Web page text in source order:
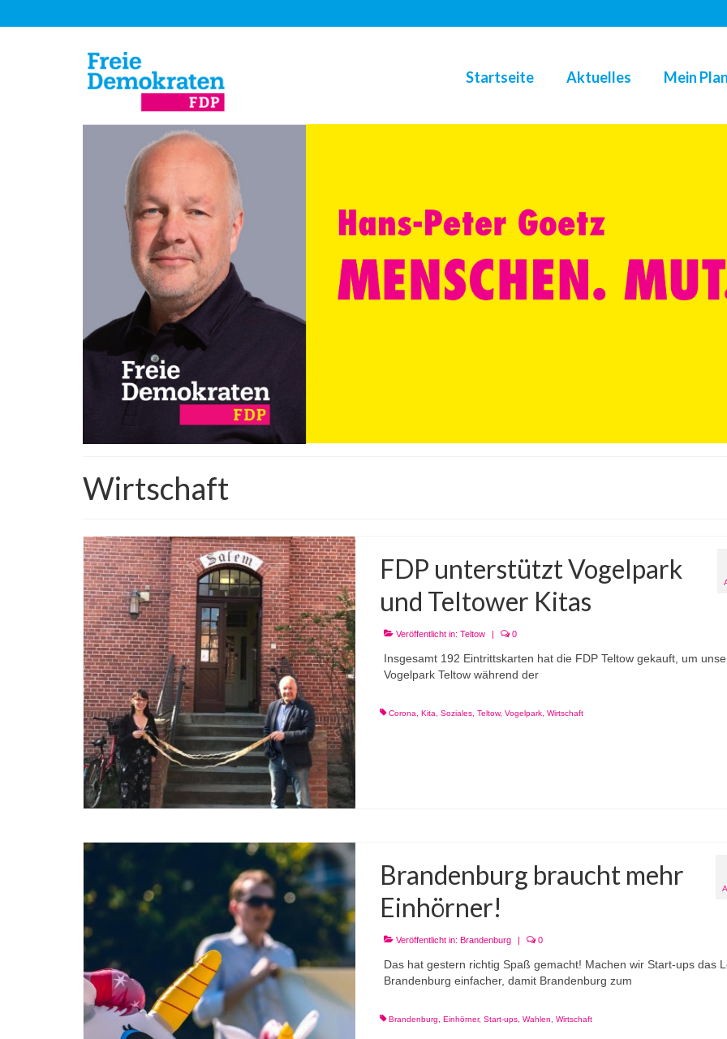
Startseite Aktuelles Mein
Wirtschaft
FDP unterstützt Vogelpark
und Teltower Kitas
Veröffentlicht in: Teltow | 0
Insgesamt 192 Eintrittskarten hat die FDP Teltow gekauft, um
Vogelpark Teltow während der
Corona Kita Soziales, Teltow, Vogelpark, Wirtschaft
Brandenburg braucht mehr
Einhörner!
Veröffentlicht in: Brandenburg | 0
Das hat gestern richtig Spaß gemacht! Machen wir Start-ups das
Brandenburg einfacher, damit Brandenburg zum
Brandenburg Einhörner, Start-ups, Wahlen Wirtschaft